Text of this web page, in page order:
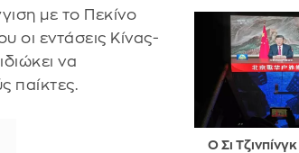
με το Πεκίνο
οι εντάσεις Κίνας-
να
παίκτες.
Ο Σι Τζινπίνγκ